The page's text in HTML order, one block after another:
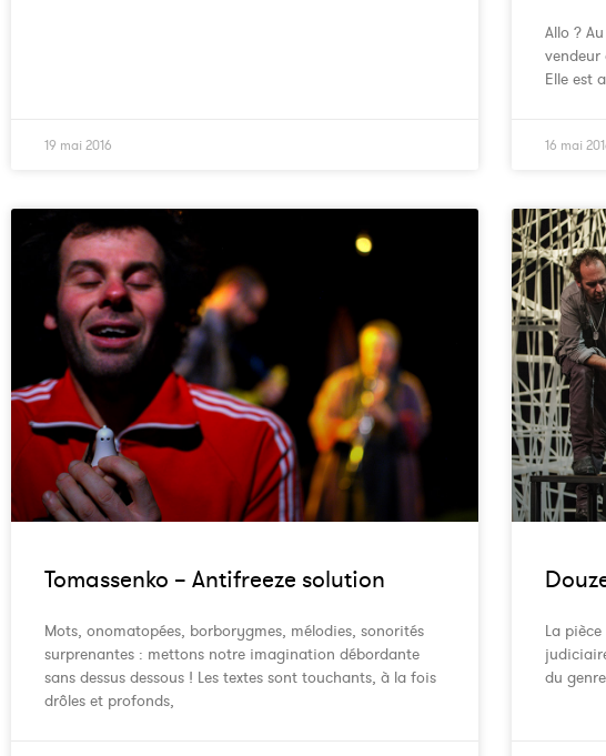
19 mai 2016
Allo ?
vendeur
Elle est
16 mai
Tomassenko – Antifreeze solution
Mots, onomatopées, borborygmes, mélodies, sonorités
surprenantes : mettons notre imagination débordante
sans dessus dessous ! Les textes sont touchants, à la fois
drôles et profonds,
La
du